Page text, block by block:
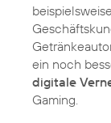
ein noch
digitale
Gaming.